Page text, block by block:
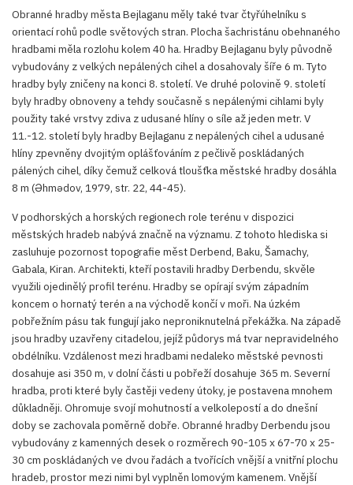
Obranné hradby města Bejlaganu měly také tvar čtyřúhelníku s
orientací rohů podle světových stran. Plocha šachristánu obehnaného
hradbami měla rozlohu kolem 40 ha. Hradby Bejlaganu byly původně
vybudovány z velkých nepálených cihel a dosahovaly šíře 6 m. Tyto
hradby byly zničeny na konci 8. století. Ve druhé polovině 9. století
byly hradby obnoveny a tehdy současně s nepálenými cihlami byly
použity také vrstvy zdiva z udusané hlíny o síle až jeden metr. V
11.-12. století byly hradby Bejlaganu z nepálených cihel a udusané
hlíny zpevněny dvojitým oplášťováním z pečlivě poskládaných
pálených cihel, díky čemuž celková tloušťka městské hradby dosáhla
8 m (Əhmədov, 1979, str. 22, 44-45).
V podhorských a horských regionech role terénu v dispozici
městských hradeb nabývá značně na významu. Z tohoto hlediska si
zasluhuje pozornost topografie měst Derbend, Baku, Šamachy,
Gabala, Kiran. Architekti, kteří postavili hradby Derbendu, skvěle
využili ojedinělý profil terénu. Hradby se opírají svým západním
koncem o hornatý terén a na východě končí v moři. Na úzkém
pobřežním pásu tak fungují jako neproniknutelná překážka. Na západě
jsou hradby uzavřeny citadelou, jejíž půdorys má tvar nepravidelného
obdélníku. Vzdálenost mezi hradbami nedaleko městské pevnosti
dosahuje asi 350 m, v dolní části u pobřeží dosahuje 365 m. Severní
hradba, proti které byly častěji vedeny útoky, je postavena mnohem
důkladněji. Ohromuje svojí mohutností a velkolepostí a do dnešní
doby se zachovala poměrně dobře. Obranné hradby Derbendu jsou
vybudovány z kamenných desek o rozměrech 90-105 x 67-70 x 25-
30 cm poskládaných ve dvou řadách a tvořících vnější a vnitřní plochu
hradeb, prostor mezi nimi byl vyplněn lomovým kamenem. Vnější